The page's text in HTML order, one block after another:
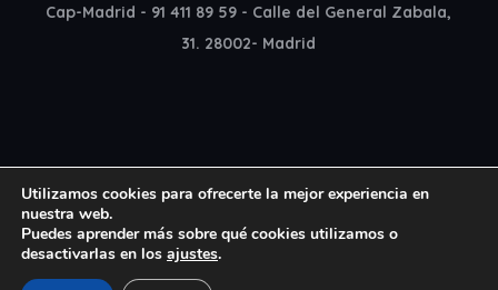
Cap-Madrid - 91 411 89 59 - Calle del General Zabala,
31. 28002- Madrid
Copyright 2022 Cap Madrid © All rights reserved
Utilizamos cookies para ofrecerte la mejor experiencia en
nuestra web.
Puedes aprender más sobre qué cookies utilizamos o
desactivarlas en los ajustes.